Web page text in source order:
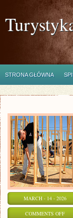
STRONA GŁÓWNA
MARCH - 14 - 2026
COMMENTS OFFON